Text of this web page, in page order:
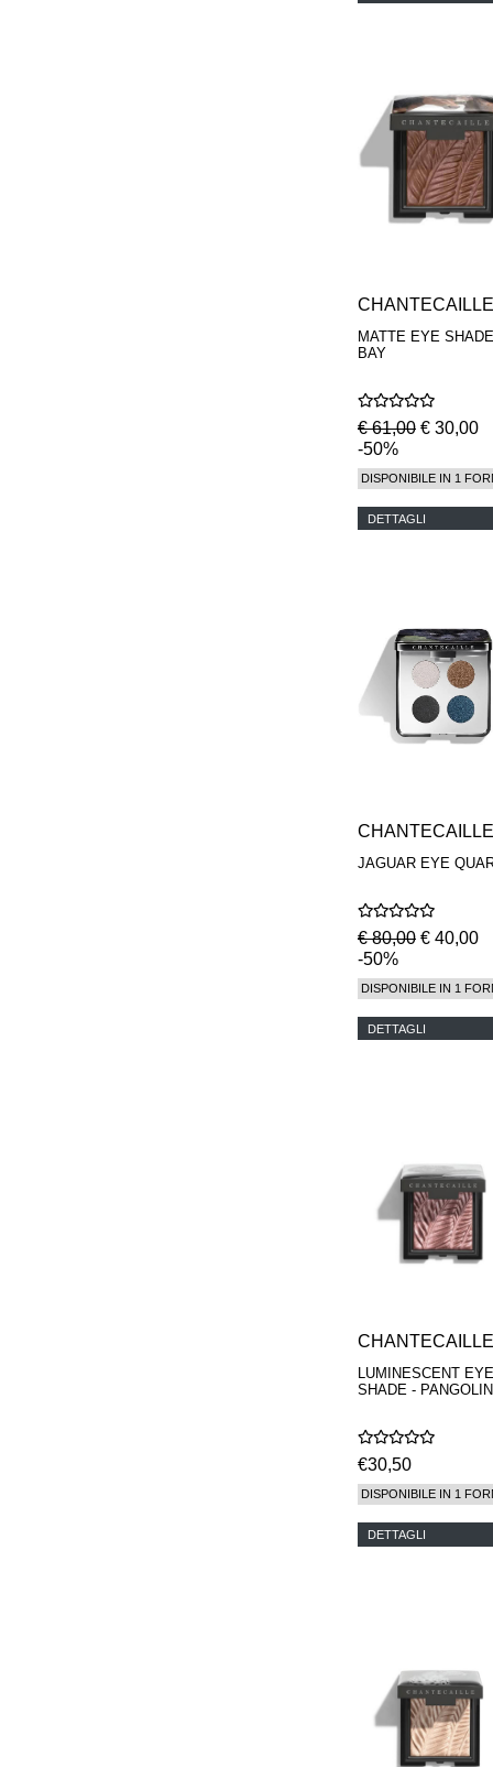
CHANTECAILLE
MATTE EYE SHADE
BAY
€ 61,00 € 30,00
-50%
DISPONIBILE IN 1
DETTAGLI
CHANTECAILLE
JAGUAR EYE
€ 80,00 € 40,00
-50%
DISPONIBILE IN 1
DETTAGLI
CHANTECAILLE
LUMINESCENT EYE
SHADE - PANGOLIN
€30,50
DISPONIBILE IN 1
DETTAGLI